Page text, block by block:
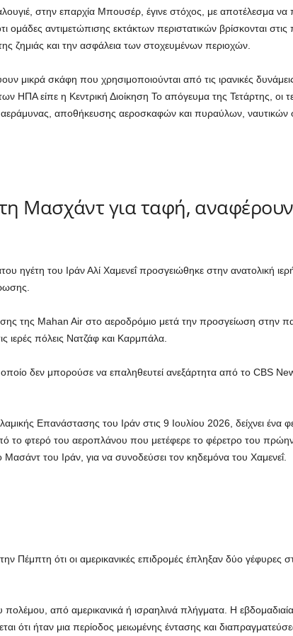
στην επαρχία Μπουσέρ, έγινε στόχος, με αποτέλεσμα να
αντιμετώπισης εκτάκτων περιστατικών βρίσκονται στις
ζημιάς και την ασφάλεια των στοχευμένων περιοχών.
μικρά σκάφη που χρησιμοποιούνται από τις ιρανικές
ΗΠΑείπε η Κεντρική Διοίκηση Το απόγευμα της Τετάρτης, οι
αποθήκευσης αεροσκαφών και πυραύλων,
Μασχάντ για ταφή,
ηγέτη του Ιράν Αλί Χαμενεΐ προσγειώθηκε στην ανατολική
της Mahan Air στο αεροδρόμιο μετά την προσγείωση στην
ιερές πόλεις Νατζάφ και Καρμπάλα.
δεν μπορούσε να επαληθευτεί ανεξάρτητα από το CBS
Επανάστασης του Ιράν στις 9 Ιουλίου 2026, δείχνει ένα
το φτερό του αεροπλάνου που μετέφερε το φέρετρο του
του Ιράν, για να συνοδεύσει τον κηδεμόνα του Χαμενεΐ.
ότι οι αμερικανικές επιδρομές έπληξαν δύο γέφυρες
από αμερικανικά ή ισραηλινά πλήγματα. Η
ότι ήταν μια περίοδος μειωμένης έντασης και